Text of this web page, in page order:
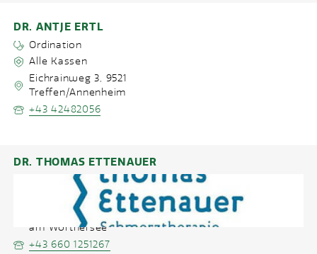
DR. ANTJE ERTL
Ordination
Alle Kassen
Eichrainweg 3, 9521
Treffen/Annenheim
+43 42482056
DR. THOMAS ETTENAUER
Ordination
Keine Kassen
Herbertstraße 10 ,9020 Klagenfurt
am Wörthersee
+43 660 1251267